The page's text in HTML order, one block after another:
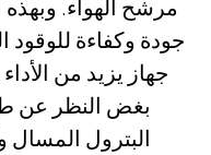
مرشح الهواء. وبهذه
جودة وكفاءة للوقود
جهاز يزيد من
بغض النظر عن
البترول المسال